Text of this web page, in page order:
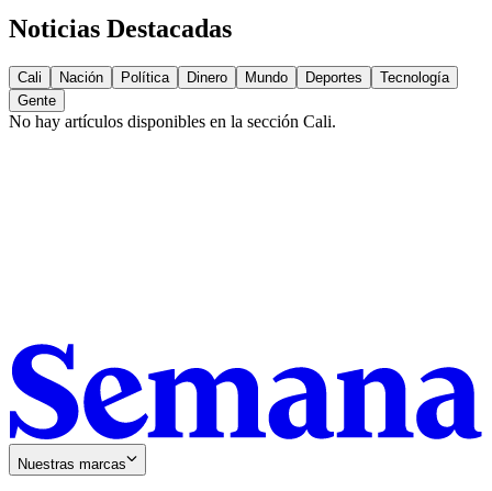
Noticias Destacadas
Cali Nación Política Dinero Mundo Deportes
Tecnología
Gente
No hay artículos disponibles en la sección Cali.
Nuestras marcas